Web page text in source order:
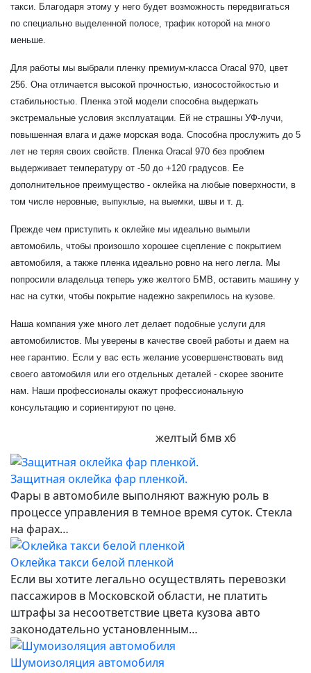
такси. Благодаря этому у него будет возможность передвигаться
по специально выделенной полосе, трафик которой на много
меньше.
Для работы мы выбрали пленку премиум-класса Oracal 970, цвет
256. Она отличается высокой прочностью, износостойкостью и
стабильностью. Пленка этой модели способна выдержать
экстремальные условия эксплуатации. Ей не страшны УФ-лучи,
повышенная влага и даже морская вода. Способна прослужить до 5
лет не теряя своих свойств. Пленка Oracal 970 без проблем
выдерживает температуру от -50 до +120 градусов. Ее
дополнительное преимущество - оклейка на любые поверхности, в
том числе неровные, выпуклые, на выемки, швы и т. д.
Прежде чем приступить к оклейке мы идеально вымыли
автомобиль, чтобы произошло хорошее сцепление с покрытием
автомобиля, а также пленка идеально ровно на него легла. Мы
попросили владельца теперь уже желтого БМВ, оставить машину у
нас на сутки, чтобы покрытие надежно закрепилось на кузове.
Наша компания уже много лет делает подобные услуги для
автомобилистов. Мы уверены в качестве своей работы и даем на
нее гарантию. Если у вас есть желание усовершенствовать вид
своего автомобиля или его отдельных деталей - скорее звоните
нам. Наши профессионалы окажут профессиональную
консультацию и сориентируют по цене.
желтый бмв х6
Защитная оклейка фар пленкой.
Фары в автомобиле выполняют важную роль в
процессе управления в темное время суток. Стекла
на фарах…
Оклейка такси белой пленкой
Если вы хотите легально осуществлять перевозки
пассажиров в Московской области, не платить
штрафы за несоответствие цвета кузова авто
законодательно установленным…
Шумоизоляция автомобиля